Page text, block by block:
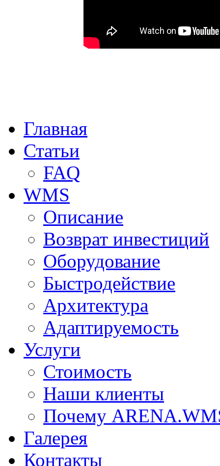
Главная
Статьи
FAQ
WMS
Описание
Возврат инвестиций
Оборудование
Быстродействие
Архитектура
Адаптируемость
Услуги
Стоимость
Наши клиенты
Почему
Галерея
Контакты